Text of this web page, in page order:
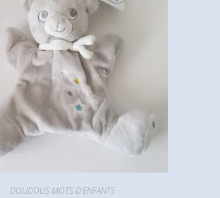
DOUDOUS MOTS D'ENFANTS